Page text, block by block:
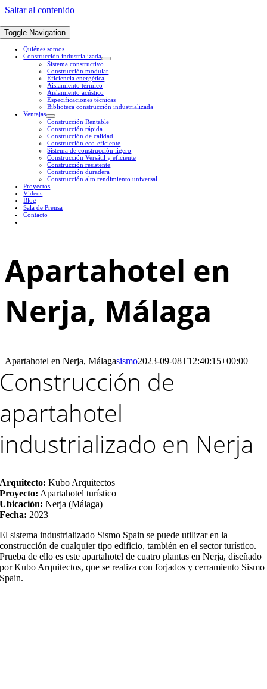
Saltar al contenido
Toggle Navigation
Quiénes somos
Construcción industrializada
Sistema constructivo
Construcción modular
Eficiencia energética
Aislamiento térmico
Aislamiento acústico
Especificaciones técnicas
Biblioteca construcción industrializada
Ventajas
Construcción Rentable
Construcción rápida
Construcción de calidad
Construcción eco-eficiente
Sistema de construcción ligero
Construcción Versátil y eficiente
Construcción resistente
Construcción duradera
Construcción alto rendimiento universal
Proyectos
Vídeos
Blog
Sala de Prensa
Contacto
Apartahotel en
Nerja, Málaga
Apartahotel en Nerja, Málagasismo2023-09-08T12:40:15+00:00
Construcción de
apartahotel
industrializado en Nerja
Arquitecto: Kubo Arquitectos
Proyecto: Apartahotel turístico
Ubicación: Nerja (Málaga)
Fecha: 2023
El sistema industrializado Sismo Spain se puede utilizar en la
construcción de cualquier tipo edificio, también en el sector turístico.
Prueba de ello es este apartahotel de cuatro plantas en Nerja, diseñado
por Kubo Arquitectos, que se realiza con forjados y cerramiento Sismo
Spain.